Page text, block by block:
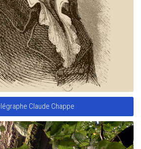
Claude Chappe